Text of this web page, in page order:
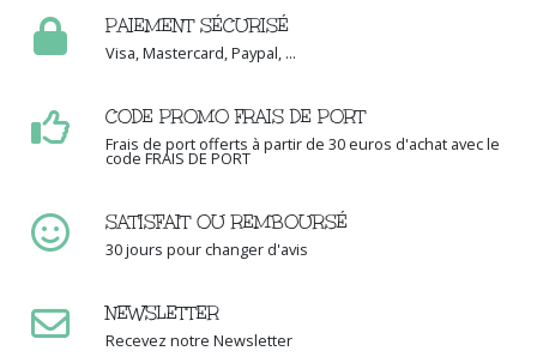
PAIEMENT SÉCURISÉ
Visa, Mastercard, Paypal, ...
CODE PROMO FRAIS DE PORT
Frais de port offerts à partir de 30 euros d'achat avec le
code FRAIS DE PORT
SATISFAIT OU REMBOURSÉ
30 jours pour changer d'avis
NEWSLETTER
Recevez notre Newsletter